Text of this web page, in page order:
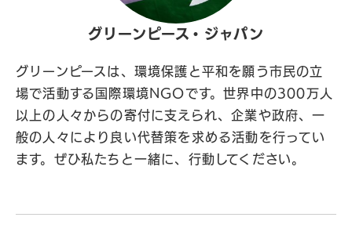
グリーンピース・ジャパン
グリーンピースは、環境保護と平和を願う市民の立
場で活動する国際環境NGOです。世界中の300万人
以上の人々からの寄付に支えられ、企業や政府、一
般の人々により良い代替策を求める活動を行ってい
ます。ぜひ私たちと一緒に、行動してください。